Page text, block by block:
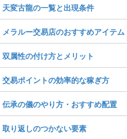
天変古龍の一覧と出現条件
メラルー交易店のおすすめアイテム
双属性の付け方とメリット
交易ポイントの効率的な稼ぎ方
伝承の儀のやり方・おすすめ配置
取り返しのつかない要素